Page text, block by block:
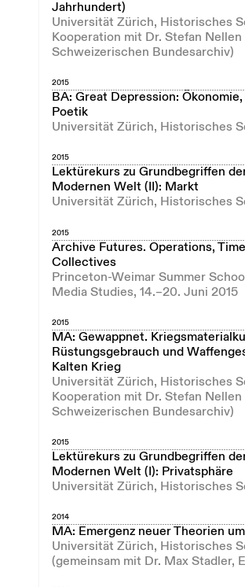
Jahrhundert)
Universität Zürich, Historisches
Kooperation mit Dr. Stefan Nellen
Schweizerischen Bundesarchiv)
2015
BA: Great Depression:
Poetik
Universität Zürich, Historisches
2015
Lektürekurs zu Grundbegriffen
Modernen Welt (II): Markt
Universität Zürich, Historisches
2015
Archive Futures. Operations,
Collectives
Princeton-Weimar Summer
Media Studies, 14.–20. Juni 2015
2015
MA: Gewappnet.
Rüstungsgebrauch und
Kalten Krieg
Universität Zürich, Historisches
Kooperation mit Dr. Stefan Nellen
Schweizerischen Bundesarchiv)
2015
Lektürekurs zu Grundbegriffen
Modernen Welt (I): Privatsphäre
Universität Zürich, Historisches
2014
MA: Emergenz neuer Theorien
Universität Zürich, Historisches
(gemeinsam mit Dr. Max Stadler,